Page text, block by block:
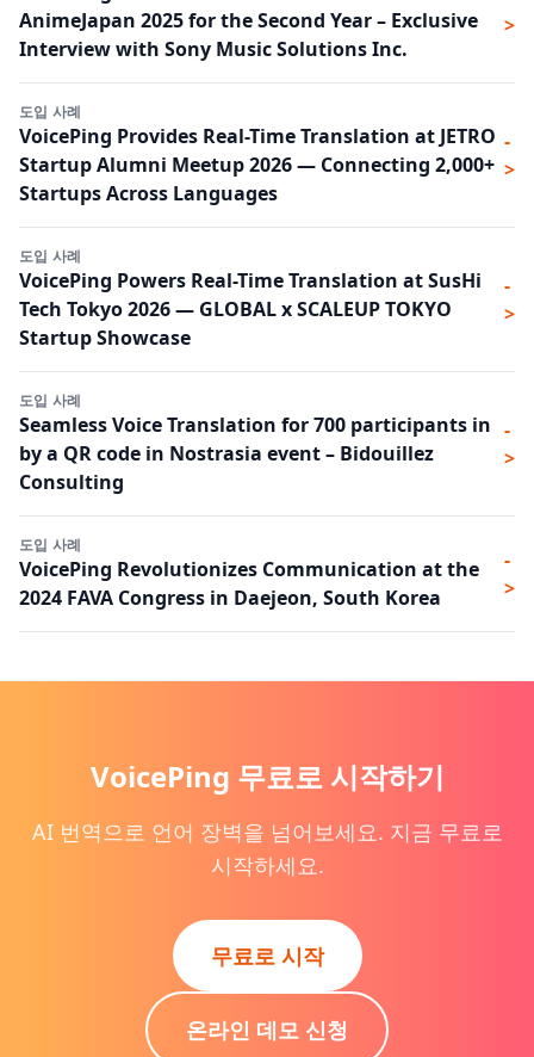
AnimeJapan 2025 for the Second Year – Exclusive
Interview with Sony Music Solutions Inc.
>
도입 사례
VoicePing Provides Real-Time Translation at JETRO
Startup Alumni Meetup 2026 — Connecting 2,000+
Startups Across Languages
-
>
도입 사례
VoicePing Powers Real-Time Translation at SusHi
Tech Tokyo 2026 — GLOBAL x SCALEUP TOKYO
Startup Showcase
-
>
도입 사례
Seamless Voice Translation for 700 participants in
by a QR code in Nostrasia event – Bidouillez
Consulting
-
>
도입 사례
VoicePing Revolutionizes Communication at the
2024 FAVA Congress in Daejeon, South Korea
-
>
VoicePing 무료로 시작하기
AI 번역으로 언어 장벽을 넘어보세요. 지금 무료로
시작하세요.
무료로 시작
온라인 데모 신청